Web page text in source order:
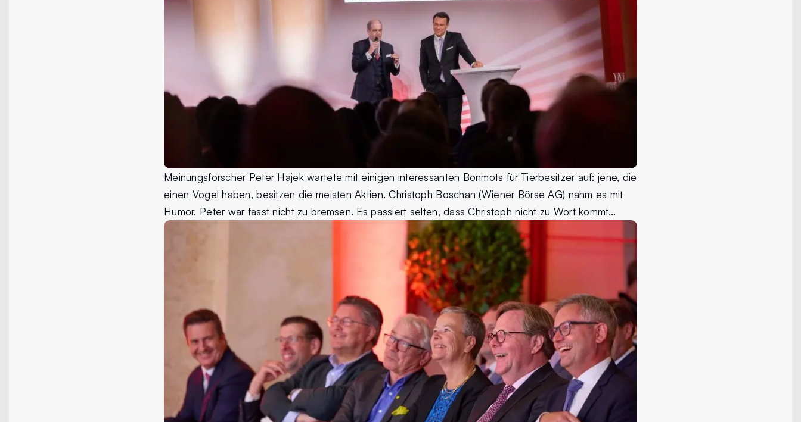
Meinungsforscher Peter Hajek wartete mit einigen interessanten Bonmots für Tierbesitzer auf: jene, die
einen Vogel haben, besitzen die meisten Aktien. Christoph Boschan (Wiener Börse AG) nahm es mit
Humor. Peter war fasst nicht zu bremsen. Es passiert selten, dass Christoph nicht zu Wort kommt...